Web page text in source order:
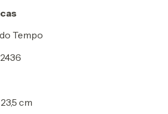
Tempo
cm